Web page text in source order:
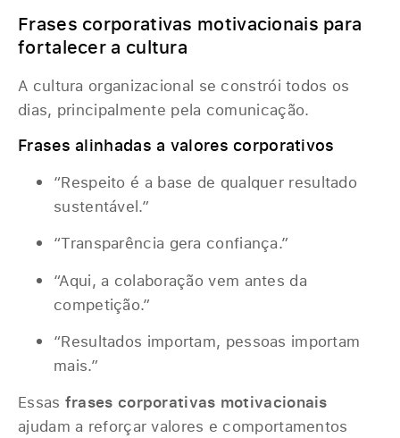
Frases corporativas motivacionais para
fortalecer a cultura
A cultura organizacional se constrói todos os
dias, principalmente pela comunicação.
Frases alinhadas a valores corporativos
“Respeito é a base de qualquer resultado
sustentável.”
“Transparência gera confiança.”
“Aqui, a colaboração vem antes da
competição.”
“Resultados importam, pessoas importam
mais.”
Essas frases corporativas motivacionais
ajudam a reforçar valores e comportamentos